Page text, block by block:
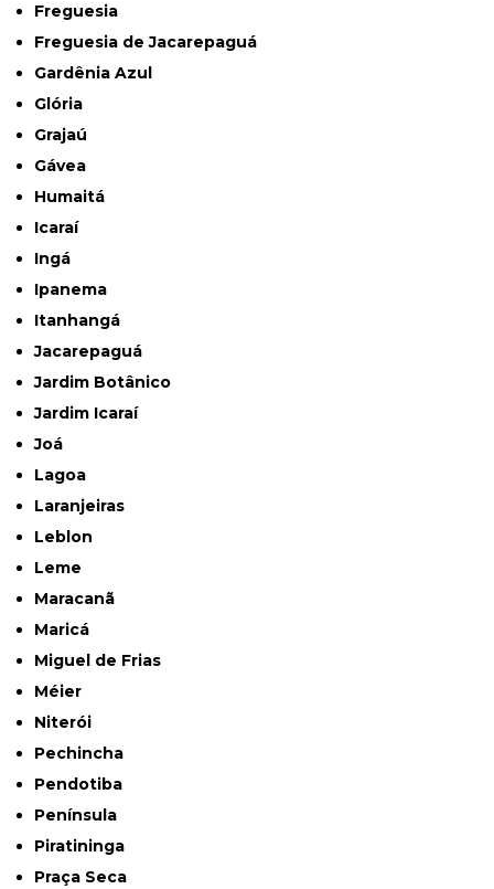
Freguesia
Freguesia de Jacarepaguá
Gardênia Azul
Glória
Grajaú
Gávea
Humaitá
Icaraí
Ingá
Ipanema
Itanhangá
Jacarepaguá
Jardim Botânico
Jardim Icaraí
Joá
Lagoa
Laranjeiras
Leblon
Leme
Maracanã
Maricá
Miguel de Frias
Méier
Niterói
Pechincha
Pendotiba
Península
Piratininga
Praça Seca